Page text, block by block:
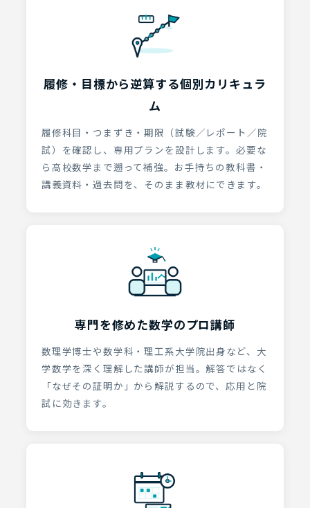
履修・目標から逆算する個別カリキュラ
ム
履修科目・つまずき・期限（試験／レポート／院
試）を確認し、専用プランを設計します。必要な
ら高校数学まで遡って補強。お手持ちの教科書・
講義資料・過去問を、そのまま教材にできます。
専門を修めた数学のプロ講師
数理学博士や数学科・理工系大学院出身など、大
学数学を深く理解した講師が担当。解答ではなく
「なぜその証明か」から解説するので、応用と院
試に効きます。